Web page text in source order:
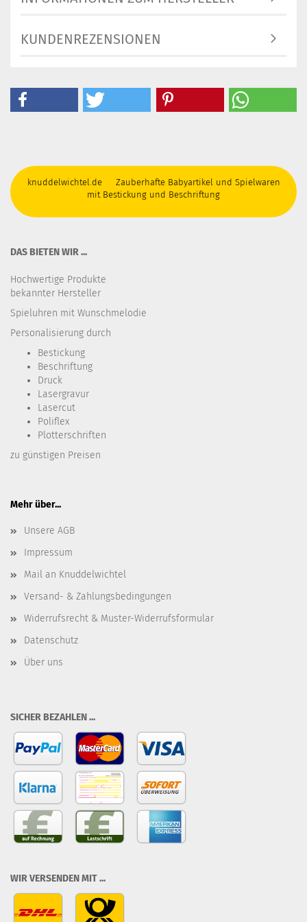
KUNDENREZENSIONEN
knuddelwichtel.de Zauberhafte Babyartikel und Spielwaren
mit Bestickung und Beschriftung
DAS BIETEN WIR ...
Hochwertige Produkte
bekannter Hersteller
Spieluhren mit Wunschmelodie
Personalisierung durch
Bestickung​
Beschriftung
Druck
Lasergravur
Lasercut
Poliflex
Plotterschriften
zu günstigen Preisen
Mehr über...
Unsere AGB
Impressum
Mail an Knuddelwichtel
Versand- & Zahlungsbedingungen
Widerrufsrecht & Muster-Widerrufsformular
Datenschutz
Über uns
SICHER BEZAHLEN ...
WIR VERSENDEN MIT ...